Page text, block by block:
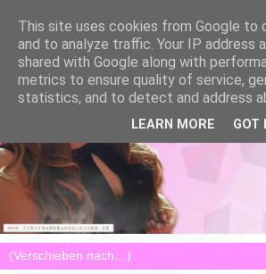
This site uses cookies from Google to
and to analyze traffic. Your IP address
shared with Google along with
metrics to ensure quality of service,
statistics, and to detect and address
LEARN MORE GOT